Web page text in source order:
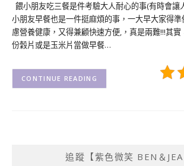
餵小朋友吃三餐是件考驗大人耐心的事(有時會讓
小朋友早餐也是一件挺麻煩的事，一大早大家得
慮營養健康，又得兼顧快速方便,，真是兩難!!!其
份穀片或是玉米片當做早餐…
CONTINUE READING
追蹤【紫色微笑 BEN＆